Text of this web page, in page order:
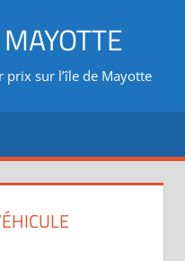
sur l’île de Mayotte